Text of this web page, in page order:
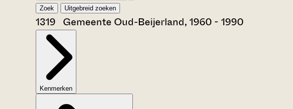
Zoek Uitgebreid zoeken
1319 Gemeente Oud-Beijerland, 1960 - 1990
Kenmerken